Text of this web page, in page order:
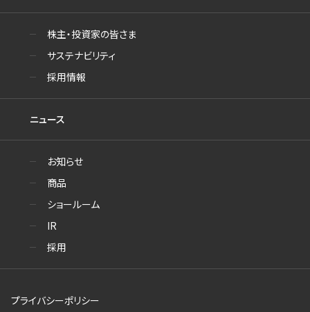
株主・投資家の皆さま
サステナビリティ
採用情報
ニュース
お知らせ
商品
ショールーム
IR
採用
プライバシーポリシー